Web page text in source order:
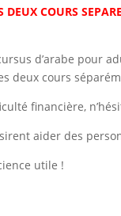
DEUX COURS
d’arabe pour
deux cours
financière,
aider des
utile !